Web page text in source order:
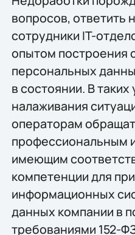
вопросов, ответить
сотрудники IT-
опытом построения
персональных
в состоянии. В таких
налаживания
операторам
профессиональным
имеющим
компетенции для
информационных
данных компании в
требованиями 152-